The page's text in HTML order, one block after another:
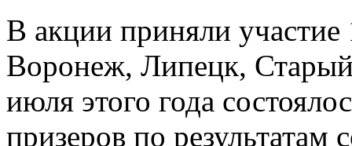
В акции приняли участие
Воронеж, Липецк,
июля этого года
призеров по результатам